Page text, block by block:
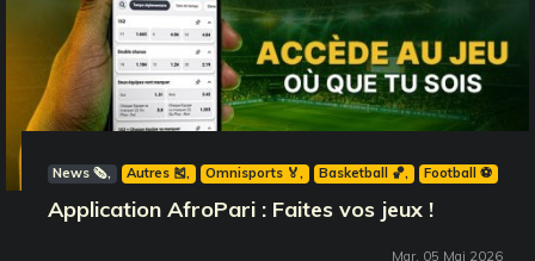
News 🗞️ Autres 🎽 Omnisports 🏅 Basketball 🏀 Football ⚽️
Application AfroPari : Faites vos jeux !
Mar, 05 Mai 2026